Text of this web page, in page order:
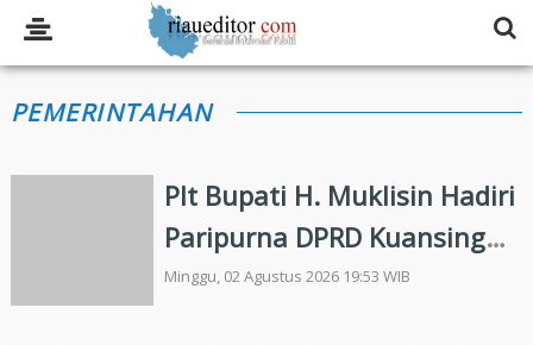
PEMERINTAHAN
Plt Bupati H. Muklisin Hadiri
Paripurna DPRD Kuansing
Agenda Ranperda
Minggu, 02 Agustus 2026 19:53 WIB